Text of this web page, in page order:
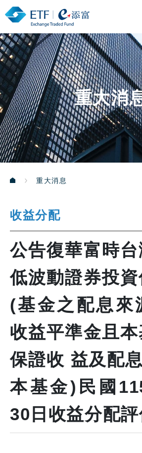
重大消
重大消息
收益分配
公告復華富時
低波動證券投
(基金之配息來
收益平準金且
保證收 益及配
本基金)民國
30日收益分配評